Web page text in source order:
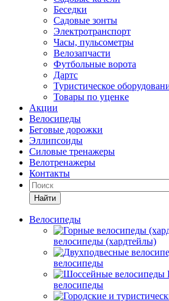
Беседки
Садовые зонты
Электротранспорт
Часы, пульсометры
Велозапчасти
Футбольные ворота
Дартс
Туристическое
Товары по уценке
Акции
Велосипеды
Беговые дорожки
Эллипсоиды
Силовые тренажеры
Велотренажеры
Контакты
Найти
Велосипеды
велосипеды (хардтейлы)
велосипеды
велосипеды